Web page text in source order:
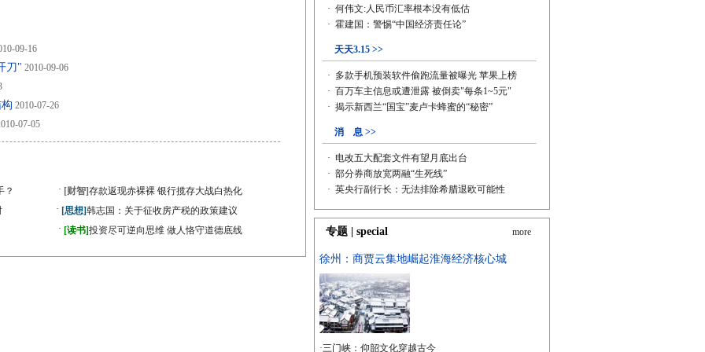
09-16
刀" 2010-09-06
2010-07-26
07-05
？ · [财智]存款返现赤裸裸 银行揽存大战白热化
· [思想]韩志国：关于征收房产税的政策建议
· [读书]投资尽可逆向思维 做人恪守道德底线